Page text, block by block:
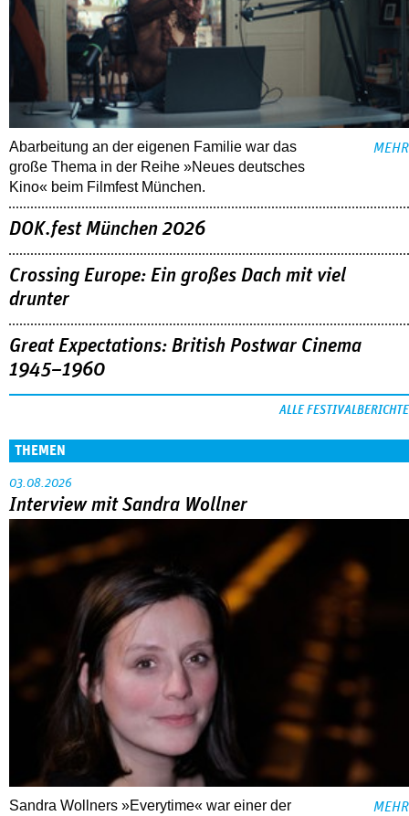
Abarbeitung an der eigenen Familie war das
große Thema in der Reihe »Neues deutsches
Kino« beim Filmfest München.
MEHR
DOK.fest München 2026
Crossing Europe: Ein großes Dach mit viel
drunter
Great Expectations: British Postwar Cinema
1945–1960
ALLE FESTIVALBERICHTE
THEMEN
03.08.2026
Interview mit Sandra Wollner
Sandra Wollners »Everytime« war einer der
MEHR